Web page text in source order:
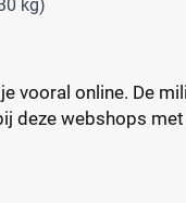
kg)
vooral online. De
deze webshops